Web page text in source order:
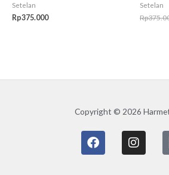
Setelan
Rp375.000
Setelan
Rp
Copyright © 2026
F
a
I
n